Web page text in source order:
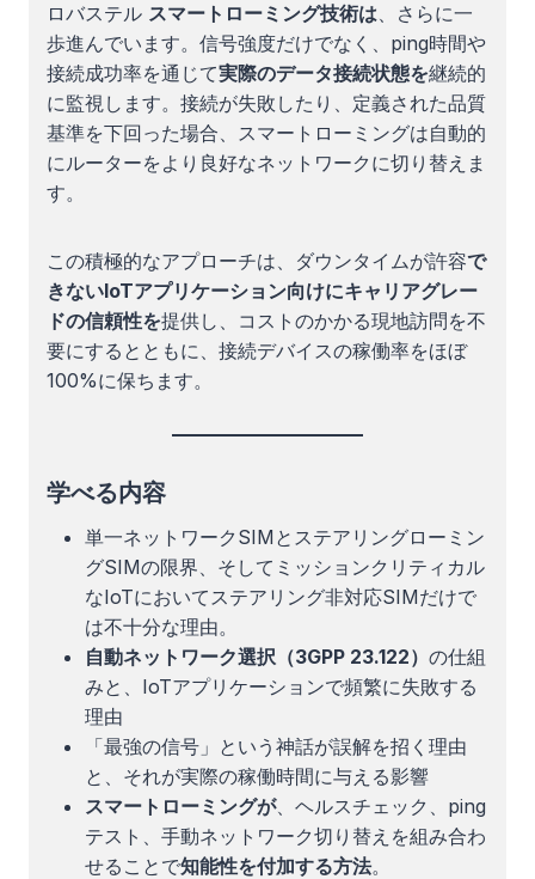
ロバステル スマートローミング技術は、さらに一
歩進んでいます。信号強度だけでなく、ping時間や
接続成功率を通じて実際のデータ接続状態を継続的
に監視します。接続が失敗したり、定義された品質
基準を下回った場合、スマートローミングは自動的
にルーターをより良好なネットワークに切り替えま
す。
この積極的なアプローチは、ダウンタイムが許容で
きないIoTアプリケーション向けにキャリアグレー
ドの信頼性を提供し、コストのかかる現地訪問を不
要にするとともに、接続デバイスの稼働率をほぼ
100%に保ちます。
学べる内容
単一ネットワークSIMとステアリングローミン
グSIMの限界、そしてミッションクリティカル
なIoTにおいてステアリング非対応SIMだけで
は不十分な理由。
自動ネットワーク選択（3GPP 23.122） の仕組
みと、IoTアプリケーションで頻繁に失敗する
理由
「最強の信号」という神話が誤解を招く理由
と、それが実際の稼働時間に与える影響
スマートローミングが、ヘルスチェック、ping
テスト、手動ネットワーク切り替えを組み合わ
せることで知能性を付加する方法。